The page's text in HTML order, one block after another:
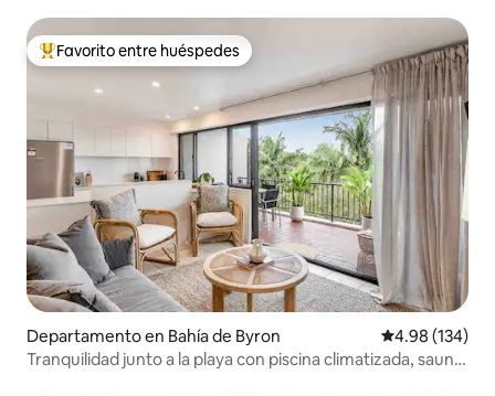
De los mejores en Favorito entre huéspedes
Favorito entre huéspedes
Departamento en Bahía de Byron Calificación
4.98 (134)
Tranquilidad junto a la playa con piscina climatizada, sauna